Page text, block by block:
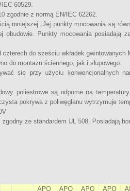
60529.
zgodnie z normą EN/‌IEC 62262.
mniejszej. Jej punkty mocowania są
obudowie. Punkty mocowania posiadają
do sześciu wkładek gwintowanych
do montażu ściennego, jak i słupowego.
się przy użyciu konwencjonalnych
poliestrowe są odporne na
pokrywa z poliwęglanu wytrzymuje
ze standardem UL 508. Posiadają
APO
APO
APO
APO